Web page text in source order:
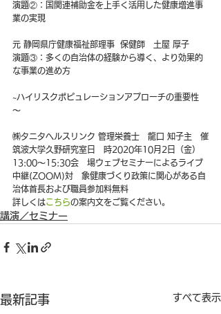
演題②：国関連補助金を上手く活用した健康増進事
業の実現
元 静岡県庁健康福祉部理事  保健師　土屋 厚子
演題③：多くの自治体の経験から導く、より効果的
な事業の進め方
~ハイリスクポピュレーションアプローチの重要性
～
㈱タニタヘルスリンク 管理栄養士　龍口 知子主　催
筑波大学久野研究室日　時2020年10月2日（金）
13:00～15:30会　場ウェブセミナーによるライブ
中継(ZOOM)対　象健康づくり政策に関心がある自
治体首長および職員参加料無料
詳しくはこちらの案内文をご覧ください。
講演／セミナー
最新記事 すべて表示